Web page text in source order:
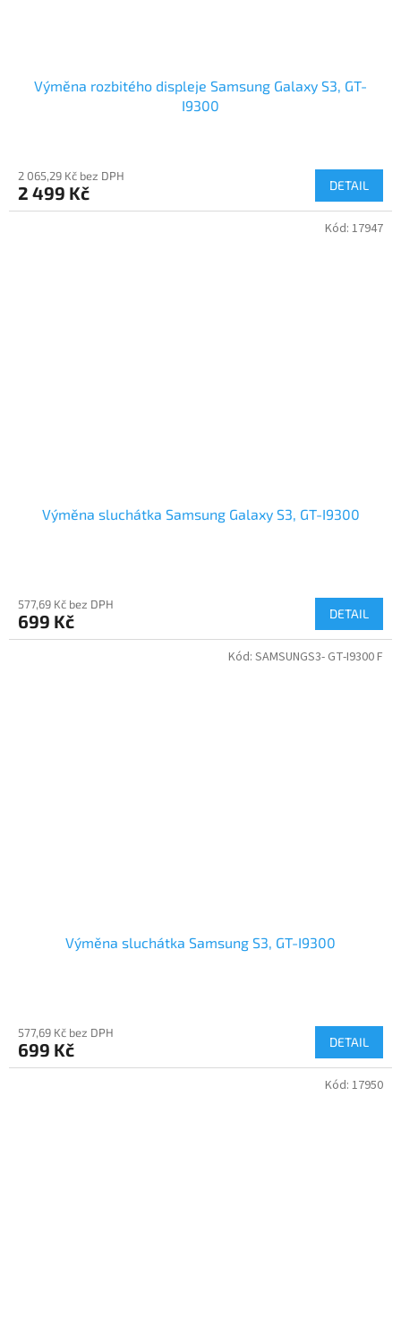
Výměna rozbitého displeje Samsung Galaxy S3, GT-
I9300
2 065,29 Kč bez DPH
2 499 Kč DETAIL
Výměna sluchátka Samsung Galaxy S3, GT-I9300
577,69 Kč bez DPH
699 Kč DETAIL
Kód: 17947
Výměna sluchátka Samsung S3, GT-I9300
577,69 Kč bez DPH
699 Kč DETAIL
Kód: SAMSUNGS3- GT-I9300 F
Kód: 17950